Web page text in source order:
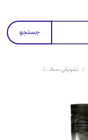
جستجو
تشویقی سگ